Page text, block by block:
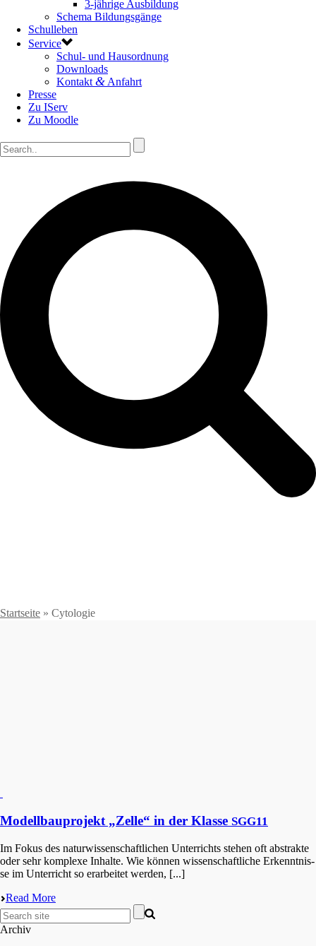
3-jährige Ausbildung
Schema Bildungsgänge
Schulleben
Service
Schul- und Hausordnung
Downloads
Kontakt & Anfahrt
Presse
Zu IServ
Zu Moodle
Startseite » Cytologie
Modellbauprojekt „Zelle“ in der Klasse SGG11
Im Fokus des natur­wis­sen­schaft­li­chen Unter­richts stehen oft abstrak­te
oder sehr komple­xe Inhal­te. Wie können wissen­schaft­li­che Erkennt­nis­
se im Unter­richt so erarbei­tet werden, [...]
Read More
Archiv